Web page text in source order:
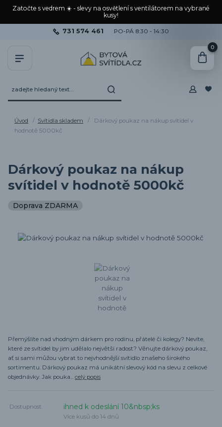
Zatočte s vedrem ☀️ - slevy na osvětlení s ventilátorem na vybrané
kusy!
731 574 461 PO-PÁ 8:30 - 14:30
0
Úvod Svítidla skladem
Dárkový poukaz na nákup svítidel v
hodnotě 5000kč
Dárkový poukaz na nákup
svítidel v hodnotě 5000kč
Doprava ZDARMA
Přemýšlíte nad vhodným dárkem pro rodinu, přátelé či kolegy? Nevíte,
které ze svítidel by jim udělalo největší radost? Věnujte dárkový poukaz,
ať si sami můžou vybrat to nejvhodnější svítidlo znašeho širokého
sortimentu. Dárkový poukaz má unikátní slevový kód na slevu z celkové
objednávky. Jak pouka... celý popis
Dostupnost ihned k odeslání 10&nbsp;ks
Více kusů do 14 dnů